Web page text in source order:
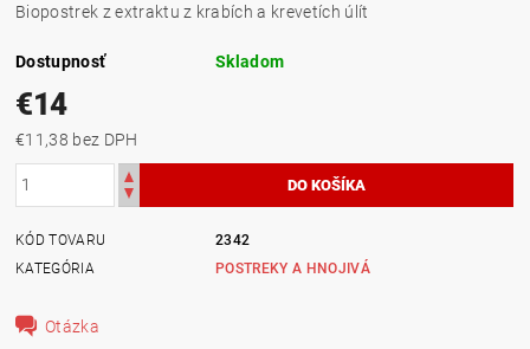
Biopostrek z extraktu z krabích a krevetích úlít
Dostupnosť Skladom
€14
€11,38 bez DPH
KÓD TOVARU
2342
KATEGÓRIA
POSTREKY A HNOJIVÁ
Otázka